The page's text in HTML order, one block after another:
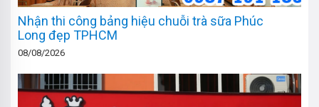
Nhận thi công bảng hiệu chuỗi trà sữa Phúc
Long đẹp TPHCM
08/08/2026